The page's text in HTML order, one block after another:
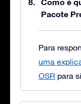
Pacote
Para
uma
OSR para